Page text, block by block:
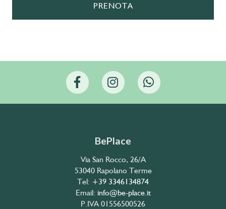
PRENOTA
BePlace
Via San Rocco, 26/A
53040 Rapolano Terme
Tel: +39 3346134874
Email: info@be-place.it
P.IVA 01556500526